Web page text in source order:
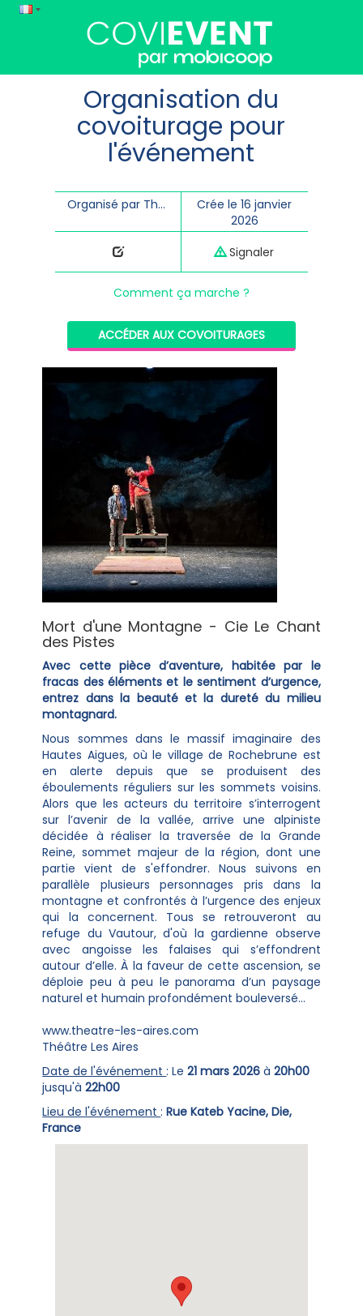
Organisation du
covoiturage pour
l'événement
Organisé par Théâtre Les Aires
Crée le 16 janvier
2026
Signaler
Comment ça marche ?
ACCÉDER AUX COVOITURAGES
Mort d'une Montagne - Cie Le Chant
des Pistes
Avec cette pièce d’aventure, habitée par le
fracas des éléments et le sentiment d’urgence,
entrez dans la beauté et la dureté du milieu
montagnard.
Nous sommes dans le massif imaginaire des
Hautes Aigues, où le village de Rochebrune est
en alerte depuis que se produisent des
éboulements réguliers sur les sommets voisins.
Alors que les acteurs du territoire s’interrogent
sur l’avenir de la vallée, arrive une alpiniste
décidée à réaliser la traversée de la Grande
Reine, sommet majeur de la région, dont une
partie vient de s'effondrer. Nous suivons en
parallèle plusieurs personnages pris dans la
montagne et confrontés à l’urgence des enjeux
qui la concernent. Tous se retrouveront au
refuge du Vautour, d'où la gardienne observe
avec angoisse les falaises qui s’effondrent
autour d’elle. À la faveur de cette ascension, se
déploie peu à peu le panorama d’un paysage
naturel et humain profondément bouleversé…
www.theatre-les-aires.com
Théâtre Les Aires
Date de l'événement: Le21 mars 2026 à20h00
jusqu'à22h00
Lieu de l'événement:Rue Kateb Yacine, Die,
France